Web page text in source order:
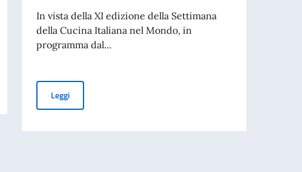
italiane e polacche per la stagione estiva 2026
In vista della XI edizione della Settimana
della Cucina Italiana nel Mondo, in
programma dal...
LeggiAperta la call per manifestazioni di interesse per partnership e